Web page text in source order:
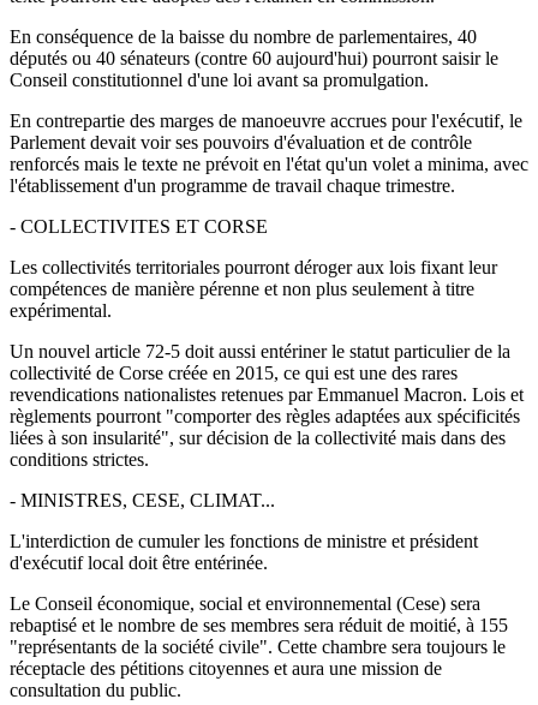
En conséquence de la baisse du nombre de parlementaires, 40
députés ou 40 sénateurs (contre 60 aujourd'hui) pourront saisir le
Conseil constitutionnel d'une loi avant sa promulgation.
En contrepartie des marges de manoeuvre accrues pour l'exécutif, le
Parlement devait voir ses pouvoirs d'évaluation et de contrôle
renforcés mais le texte ne prévoit en l'état qu'un volet a minima, avec
l'établissement d'un programme de travail chaque trimestre.
- COLLECTIVITES ET CORSE
Les collectivités territoriales pourront déroger aux lois fixant leur
compétences de manière pérenne et non plus seulement à titre
expérimental.
Un nouvel article 72-5 doit aussi entériner le statut particulier de la
collectivité de Corse créée en 2015, ce qui est une des rares
revendications nationalistes retenues par Emmanuel Macron. Lois et
règlements pourront "comporter des règles adaptées aux spécificités
liées à son insularité", sur décision de la collectivité mais dans des
conditions strictes.
- MINISTRES, CESE, CLIMAT...
L'interdiction de cumuler les fonctions de ministre et président
d'exécutif local doit être entérinée.
Le Conseil économique, social et environnemental (Cese) sera
rebaptisé et le nombre de ses membres sera réduit de moitié, à 155
"représentants de la société civile". Cette chambre sera toujours le
réceptacle des pétitions citoyennes et aura une mission de
consultation du public.